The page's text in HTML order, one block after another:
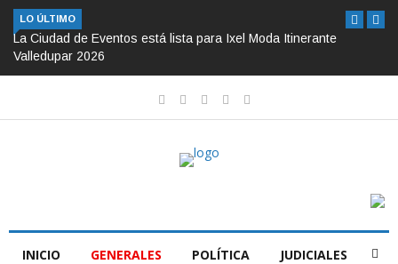
LO ÚLTIMO
La Ciudad de Eventos está lista para Ixel Moda Itinerante
Valledupar 2026
INICIO GENERALES POLÍTICA JUDICIALES